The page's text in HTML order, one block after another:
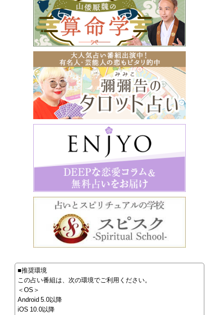
■推奨環境
この占い番組は、次の環境でご利用ください。
＜OS＞
Android 5.0以降
iOS 10.0以降